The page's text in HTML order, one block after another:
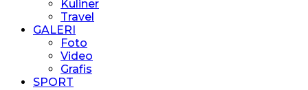
Kuliner
Travel
GALERI
Foto
Video
Grafis
SPORT